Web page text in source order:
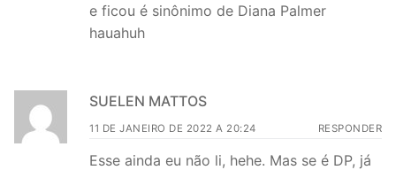
e ficou é sinônimo de Diana Palmer
hauahuh
SUELEN MATTOS
11 DE JANEIRO DE 2022 A 20:24 RESPONDER
Esse ainda eu não li, hehe. Mas se é DP, já